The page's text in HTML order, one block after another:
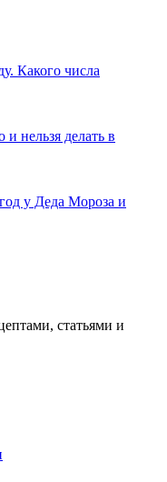
Какого числа
нельзя делать в
у Деда Мороза и
статьями и